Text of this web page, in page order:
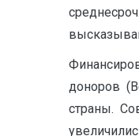
доноров
страны.